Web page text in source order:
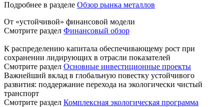
Подробнее в разделе Обзор рынка металлов
От «устойчивой» финансовой модели
Смотрите раздел Финансовый обзор
К распределению капитала обеспечивающему рост при
сохранении лидирующих в отрасли показателей
Смотрите раздел Основные инвестиционные проекты
Важнейший вклад в глобальную повестку устойчивого
развития: поддержание перехода на экологически чистый
транспорт
Смотрите раздел Комплексная экологическая программа